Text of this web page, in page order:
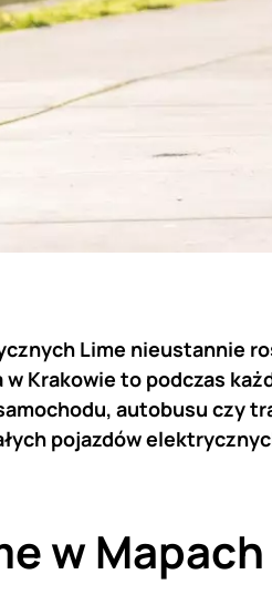
Lime nieustannie
Krakowie to podczas
autobusu czy
pojazdów
w